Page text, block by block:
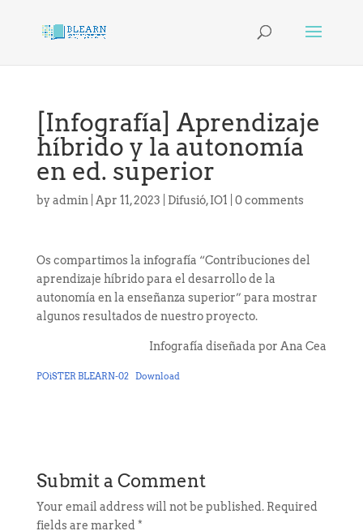
[Infografía] Aprendizaje
híbrido y la autonomía
en ed. superior
byadmin Apr 11, 2023 Difusió,IO1 0 comments
Os compartimos la infografía “Contribuciones del
aprendizaje híbrido para el desarrollo de la
autonomía en la enseñanza superior” para mostrar
algunos resultados de nuestro proyecto.
Infografía diseñada por Ana Cea
POìSTER BLEARN-02 Download
Submit a Comment
Your email address will not be published. Required
fields are marked *